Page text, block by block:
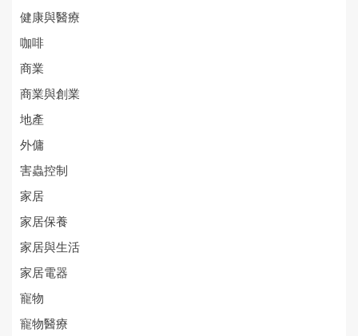
健康與醫療
咖啡
商業
商業與創業
地產
外傭
害蟲控制
家居
家居保養
家居與生活
家居電器
寵物
寵物醫療